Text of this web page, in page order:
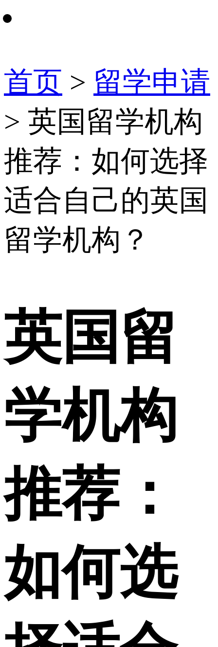
首页 > 留学申请
> 英国留学机构
推荐：如何选择
适合自己的英国
留学机构？
英国留
学机构
推荐：
如何选